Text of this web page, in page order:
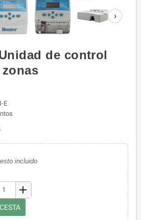
›
de control
E
incluido
add